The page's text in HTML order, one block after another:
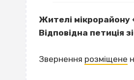
Жителі мікрорайону
Відповідна петиція
Звернення розміщене